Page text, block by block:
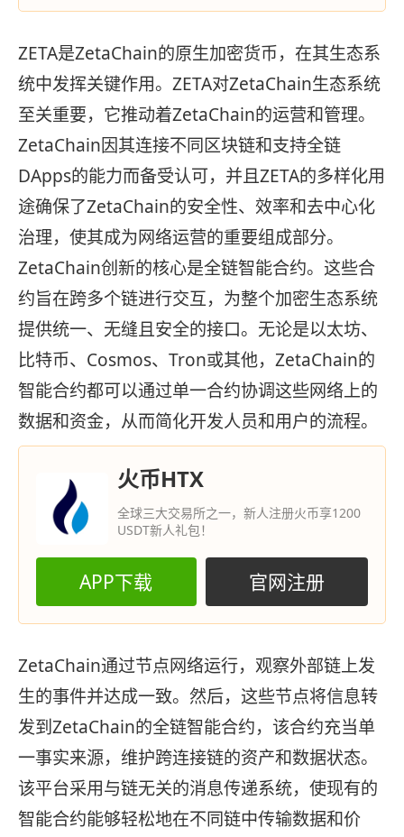
ZETA是ZetaChain的原生加密货币，在其生态系
统中发挥关键作用。ZETA对ZetaChain生态系统
至关重要，它推动着ZetaChain的运营和管理。
ZetaChain因其连接不同区块链和支持全链
DApps的能力而备受认可，并且ZETA的多样化用
途确保了ZetaChain的安全性、效率和去中心化
治理，使其成为网络运营的重要组成部分。
ZetaChain创新的核心是全链智能合约。这些合
约旨在跨多个链进行交互，为整个加密生态系统
提供统一、无缝且安全的接口。无论是以太坊、
比特币、Cosmos、Tron或其他，ZetaChain的
智能合约都可以通过单一合约协调这些网络上的
数据和资金，从而简化开发人员和用户的流程。
火币HTX
全球三大交易所之一，新人注册火币享1200
USDT新人礼包！
APP下载 官网注册
ZetaChain通过节点网络运行，观察外部链上发
生的事件并达成一致。然后，这些节点将信息转
发到ZetaChain的全链智能合约，该合约充当单
一事实来源，维护跨连接链的资产和数据状态。
该平台采用与链无关的消息传递系统，使现有的
智能合约能够轻松地在不同链中传输数据和价